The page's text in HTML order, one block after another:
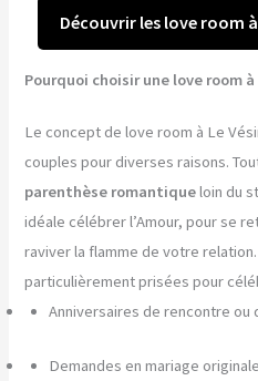
Découvrir les love room
Pourquoi choisir une love room à
Le concept de love room à Le
couples pour diverses raisons.
parenthèse romantiqueloin du
idéale célébrer l’Amour, pour se
raviver la flamme de votre
particulièrement prisées pour
Anniversaires de rencontre ou
Demandes en mariage